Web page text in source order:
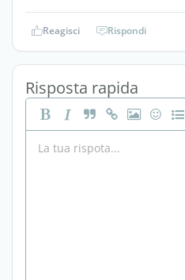
Reagisci Rispondi
Risposta rapida